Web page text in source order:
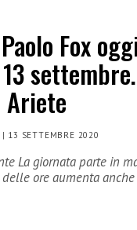
Fox
settembre.
| 13 SETTEMBRE 2020
La giornata parte in
delle ore aumenta